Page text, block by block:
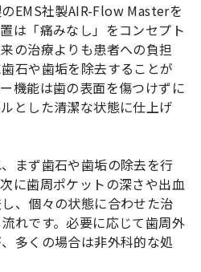
EMS社製AIR-Flow Masterを
は「痛みなし」をコンセプト
の治療よりも患者への負担
石や歯垢を除去することが
機能は歯の表面を傷つけずに
とした清潔な状態に仕上げ
まず歯石や歯垢の除去を行
に歯周ポケットの深さや出血
、個々の状態に合わせた治
れです。必要に応じて歯周外
多くの場合は非外科的な処